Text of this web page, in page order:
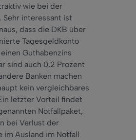
wie bei der
Sehr interessant ist
dass die DKB über
Tagesgeldkonto
Guthabenzins
sind auch 0,2 Prozent
Banken machen
kein vergleichbares
letzter Vorteil findet
Notfallpaket,
bei Verlust der
im Ausland im Notfall